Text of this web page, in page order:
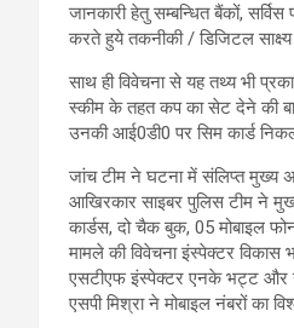
जानकारी हेतु सम्बन्धित बैंकों,
करते हुये तकनीकी / डिजिटल
साथ ही विवेचना से यह तथ्य भी
स्कीम के तहत कप का सेट देने की
उनकी आई0डी0 पर सिम कार्ड
जांच टीम ने घटना में संलिप्त मुख्य
आखिरकार साइबर पुलिस टीम ने
कार्डस, दो चैक बुक, 05 मोबाइल
मामले की विवेचना इंस्पेक्टर
एसटीएफ इंस्पेक्टर एनके भट्ट और
एसपी मिश्रा ने मोबाइल नंबरों